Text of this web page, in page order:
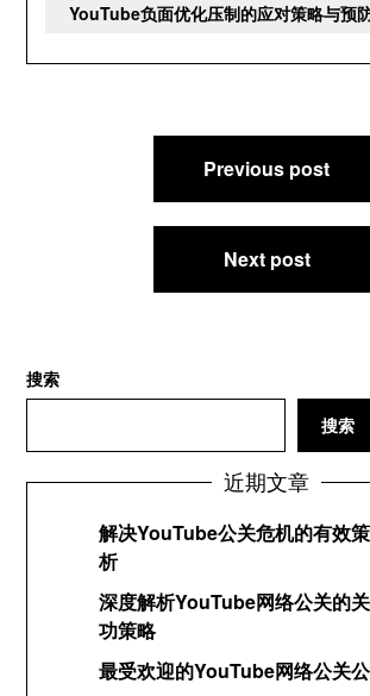
YouTube负面优化压制的应对策略与预
Previous post
Next post
搜索
搜索
近期文章
解决YouTube公关危机的有效
析
深度解析YouTube网络公关的
功策略
最受欢迎的YouTube网络公关